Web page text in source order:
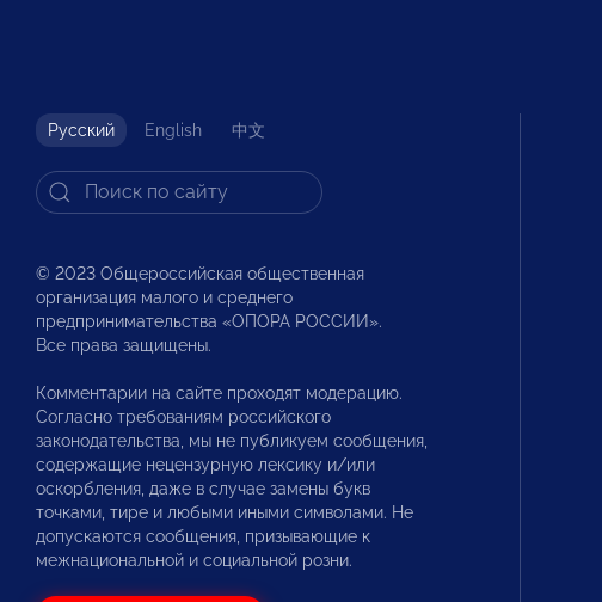
Русский English 中文
© 2023 Общероссийская общественная
организация малого и среднего
предпринимательства «ОПОРА РОССИИ».
Все права защищены.
Комментарии на сайте проходят модерацию.
Согласно требованиям российского
законодательства, мы не публикуем сообщения,
содержащие нецензурную лексику и/или
оскорбления, даже в случае замены букв
точками, тире и любыми иными символами. Не
допускаются сообщения, призывающие к
межнациональной и социальной розни.